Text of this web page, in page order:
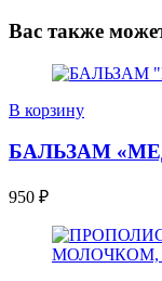
Вас также
В корзину
БАЛЬЗАМ
950 ₽